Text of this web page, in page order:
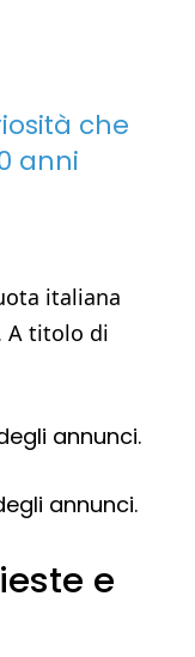
che
anni
italiana
A titolo di
annunci.
annunci.
e